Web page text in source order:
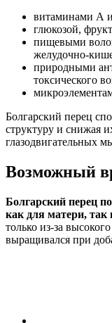
витаминами А
глюкозой,
пищевыми
желудочно-
природными
токсического
Болгарский перец
структуру и снижая
глазодвигательных
Возможный
Болгарский перец
как для матери, так
только из-за
выращивался при